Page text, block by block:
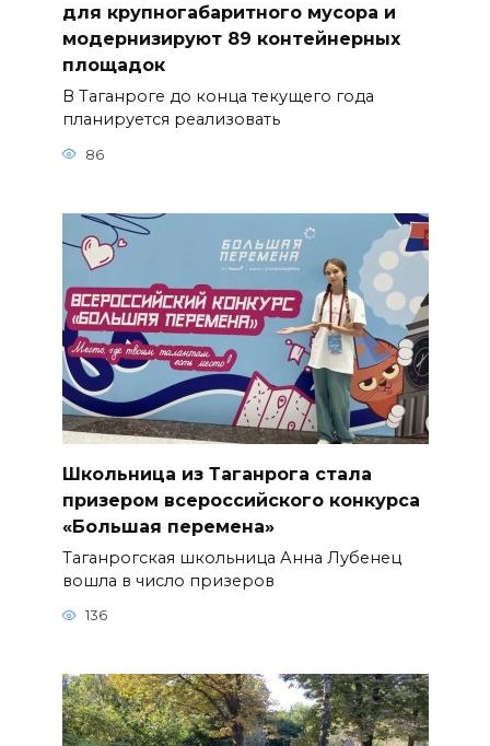
для крупногабаритного мусора и
модернизируют 89 контейнерных
площадок
В Таганроге до конца текущего года
планируется реализовать
86
Школьница из Таганрога стала
призером всероссийского конкурса
«Большая перемена»
Таганрогская школьница Анна Лубенец
вошла в число призеров
136